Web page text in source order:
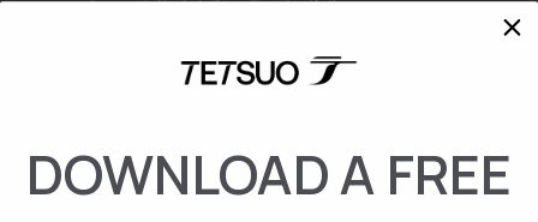
DOWNLOAD A FREE